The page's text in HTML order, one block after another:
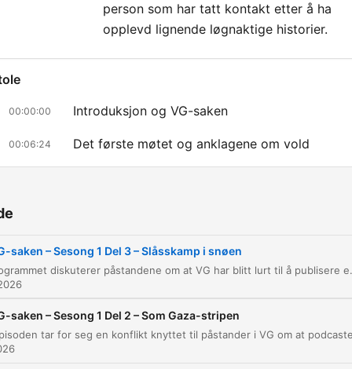
person som har tatt kontakt etter å ha
opplevd lignende løgnaktige historier.
00:00:00 Introduksjon og VG-saken
00:06:24 Det første møtet og anklagene om vold
00:16:23
Hyl og skrik i nabolaget
clic pe un capitol pentru a merge direct la acel moment
Så kan jeg si at VG har blitt griselurt? Ordentlig
saken – Sesong 1 Del 3 – Slåsskamp i snøen
Dette programmet diskuterer påstandene om at VG har blitt lurt til å publisere en uriktig sak om
saken – Sesong 1 Del 2 – Som Gaza-stripen